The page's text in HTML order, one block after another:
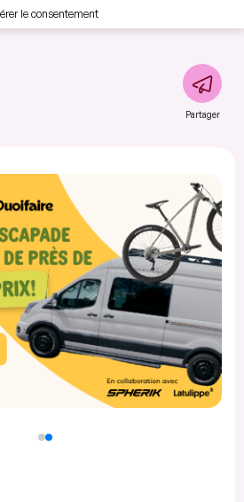
le consentement
Partager